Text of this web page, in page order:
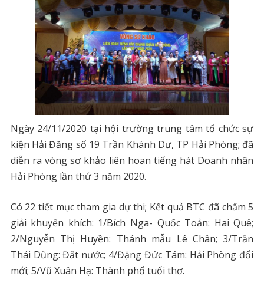
Ngày 24/11/2020 tại hội trường trung tâm tổ chức sự
kiện Hải Đăng số 19 Trần Khánh Dư, TP Hải Phòng; đã
diễn ra vòng sơ khảo liên hoan tiếng hát Doanh nhân
Hải Phòng lần thứ 3 năm 2020.
Có 22 tiết mục tham gia dự thi; Kết quả BTC đã chấm 5
giải khuyến khích: 1/Bích Nga- Quốc Toản: Hai Quê;
2/Nguyễn Thị Huyền: Thánh mẫu Lê Chân; 3/Trần
Thái Dũng: Đất nước; 4/Đặng Đức Tám: Hải Phòng đổi
mới; 5/Vũ Xuân Hạ: Thành phố tuổi thơ.